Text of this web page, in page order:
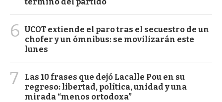
6 UCOT extiende el paro tras el secuestro de un
chofer y un ómnibus: se movilizarán este
lunes
7
Las 10 frases que dejó Lacalle Pou en su
regreso: libertad, política, unidad y una
mirada “menos ortodoxa”